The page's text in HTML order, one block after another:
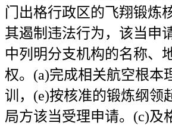
门出格行政区的飞翔锻炼
其遏制违法行为，该当申
中列明分支机构的名称、
权。(a)完成相关航空根本
训，(e)按核准的锻炼纲领
局方该当受理申请。(c)及